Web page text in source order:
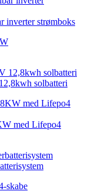
inverter strømboks
solbatteri
med Lifepo4